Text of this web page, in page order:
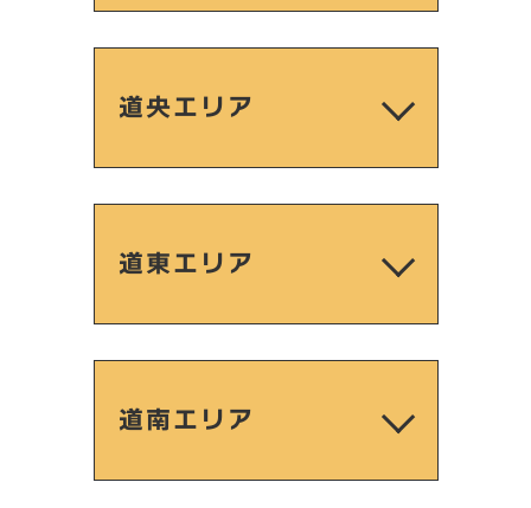
道央エリア
道東エリア
道南エリア